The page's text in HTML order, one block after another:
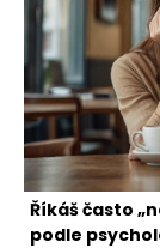
Říkáš často
podle